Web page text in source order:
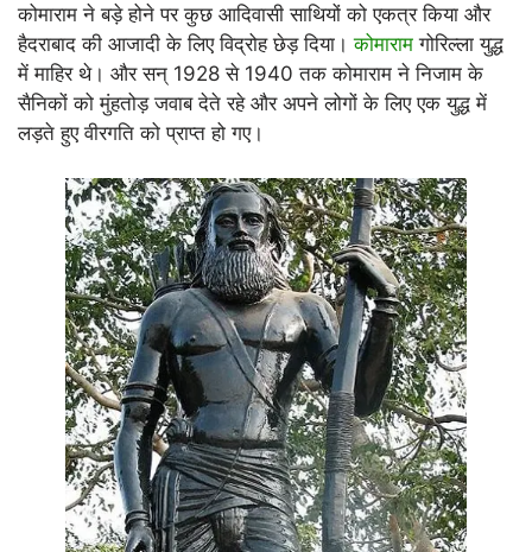
कोमाराम ने बड़े होने पर कुछ आदिवासी साथियों को एकत्र किया और
हैदराबाद की आजादी के लिए विद्रोह छेड़ दिया।कोमाराम गोरिल्ला युद्ध
में माहिर थे। और सन् 1928 से 1940 तक कोमाराम ने निजाम के
सैनिकों को मुंहतोड़ जवाब देते रहे और अपने लोगों के लिए एक युद्ध में
लड़ते हुए वीरगति को प्राप्त हो गए।